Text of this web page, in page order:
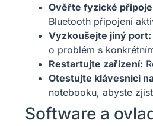
Ověřte fyzické
Bluetooth připojení
Vyzkoušejte jiný port:
o problém s
Restartujte zařízení:
Otestujte klávesnici
notebooku, abyste
Software a